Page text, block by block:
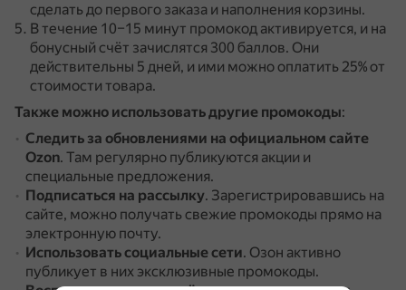
сделать до первого заказа и наполнения корзины.
В течение 10–15 минут промокод активируется, и на
бонусный счёт зачислятся 300 баллов. Они
действительны 5 дней, и ими можно оплатить 25% от
стоимости товара.
Также можно использовать другие промокоды:
Следить за обновлениями на официальном сайте
Ozon. Там регулярно публикуются акции и
специальные предложения.
Подписаться на рассылку. Зарегистрировавшись на
сайте, можно получать свежие промокоды прямо на
электронную почту.
Использовать социальные сети. Озон активно
публикует в них эксклюзивные промокоды.